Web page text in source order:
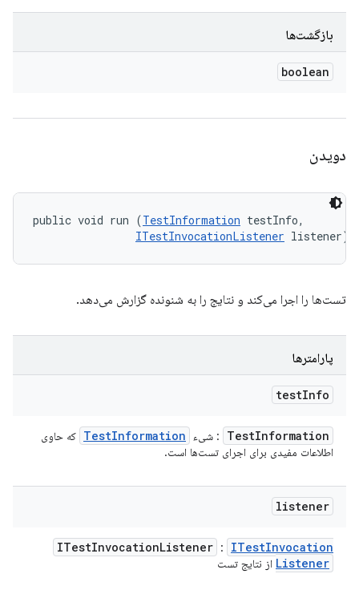
بازگشت‌ها
boolean
دویدن
public void run (TestInformation testInfo,
ITestInvocationListener listener)
تست‌ها را اجرا می‌کند و نتایج را به شنونده گزارش می‌دهد.
پارامترها
testInfo
TestInformation : شیء TestInformation
که حاوی
اطلاعات مفیدی برای اجرای تست‌ها است.
listener
ITestInvocationListener : ITestInvocation
Listener از نتایج تست